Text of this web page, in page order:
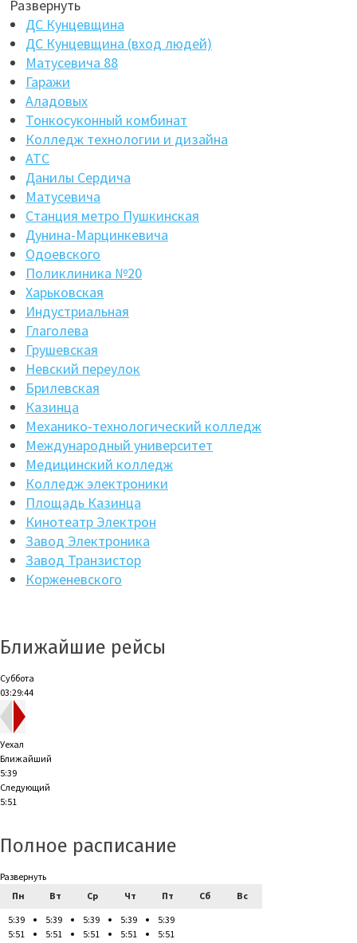
Развернуть
ДС Кунцевщина
ДС Кунцевщина (вход людей)
Матусевича 88
Гаражи
Аладовых
Тонкосуконный комбинат
Колледж технологии и дизайна
АТС
Данилы Сердича
Матусевича
Станция метро Пушкинская
Дунина-Марцинкевича
Одоевского
Поликлиника №20
Харьковская
Индустриальная
Глаголева
Грушевская
Невский переулок
Брилевская
Казинца
Механико-технологический колледж
Международный университет
Медицинский колледж
Колледж электроники
Площадь Казинца
Кинотеатр Электрон
Завод Электроника
Завод Транзистор
Корженевского
Ближайшие рейсы
Суббота
03:29:45
Уехал
Ближайший
5:39
Следующий
5:51
Полное расписание
Развернуть
Пн
Вт Ср Чт Пт Сб
Вс
5:39
5:51
5:39
5:51
5:39
5:51
5:39
5:51
5:39
5:51